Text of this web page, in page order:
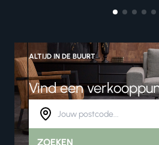
ALTIJD IN DE BUURT
Vind een
ZOEKEN